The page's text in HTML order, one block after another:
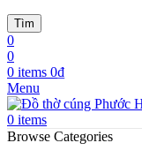
Tìm
0
0
0 items 0₫
Menu
0 items
Browse Categories